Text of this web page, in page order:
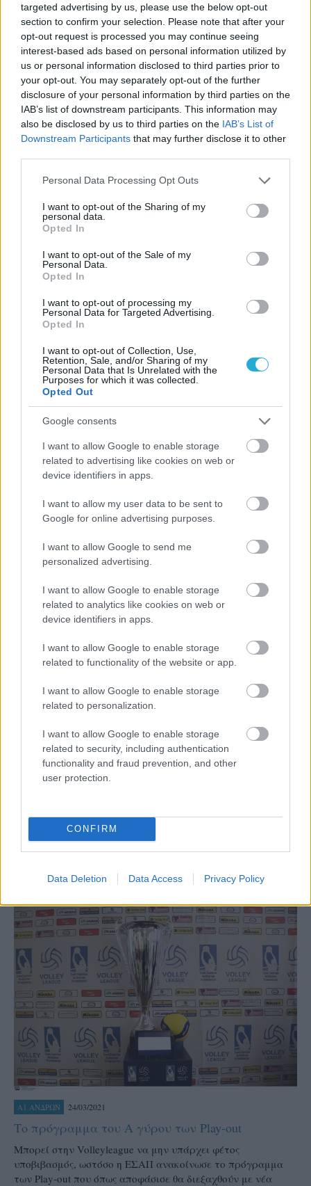
targeted advertising by us, please use the below opt-out
section to confirm your selection. Please note that after your
opt-out request is processed you may continue seeing
interest-based ads based on personal information utilized by
us or personal information disclosed to third parties prior to
your opt-out. You may separately opt-out of the further
disclosure of your personal information by third parties on the
IAB’s list of downstream participants. This information may
also be disclosed by us to third parties on the IAB’s List of
Downstream Participants that may further disclose it to other
Please note that this website/app uses one or more Google
not limited to your visit or usage behaviour. You may click to
grant or deny consent to Google and its third-party tags to
use your data for below specified purposes in below Google
consent section.
Personal Data Processing Opt Outs
I want to opt-out of the Sharing of my
personal data.
Opted In
I want to opt-out of the Sale of my
Personal Data.
Opted In
I want to opt-out of processing my
Personal Data for Targeted Advertising.
Opted In
I want to opt-out of Collection, Use,
Retention, Sale, and/or Sharing of my
Personal Data that Is Unrelated with the
Purposes for which it was collected.
Opted Out
Google consents
I want to allow Google to enable storage
related to advertising like cookies on web or
device identifiers in apps.
I want to allow my user data to be sent to
Google for online advertising purposes.
I want to allow Google to send me
personalized advertising.
I want to allow Google to enable storage
related to analytics like cookies on web or
device identifiers in apps.
I want to allow Google to enable storage
related to functionality of the website or app.
I want to allow Google to enable storage
related to personalization.
I want to allow Google to enable storage
related to security, including authentication
functionality and fraud prevention, and other
user protection.
CONFIRM
Data Deletion Data Access Privacy Policy
Α1 ΑΝΔΡΩΝ 25/03/2021
Τζιουμάκας : «Μεγάλη καταπόνηση το
πρόγραμμα»
Προβληματισμένος για το πρόγραμμα των Play-out με τα
συνεχόμενα παιχνίδια που φέρνουν καταπόνηση στους
αθλητές δήλωσε ο τεχνικός του Φίλιππου Βέροιας Σωκράτης
Τζιουμάκας ο οποίος όμως ξεκαθάρισε πως σέβεται την
απόφαση της ΕΣΑΠ και οι «ερυθρόλευκοι» θα αγωνιστούν
κανονικά.
Α1 ΑΝΔΡΩΝ 25/03/2021
Ζαλμάς : «Δεν υπάρχει κανονικότητα στο
πρωτάθλημα»
Στην απουσία της κανονικότητας στο πρωτάθλημα στάθηκε
μετά τον νικηφόρο αγώνα της Κηφισιάς στη Βέροια ο
τεχνικός των «κυανόλευκων» Νίκος Ζαλμάς που καυτηρίασε
την στάση της ΕΣΑΠ για το εξαντλητικό όπως χαρακτήρισε
πρόγραμμα των play-out που ακολουθεί..
ΑΓΩΝΕΣ 25/03/2021
Ο παλιός είναι αλλιώς και… νίκη Κηφισιάς στη
Βέροια
Βέροιας, στο τέλος επικράτησε 3-2 πανηγυρίζοντας την 7η
νίκη της στη Volleyleague, “σφράγισε” την 5η θέση και
ανανέωσε το ραντεβού της με τους “ερυθρόλευκους” στα
Α1 ΑΝΔΡΩΝ 24/03/2021
Το πρόγραμμα του Α γύρου των Play-out
Μπορεί στην Volleyleague να μην υπάρχει φέτος
υποβιβασμός, ωστόσο η ΕΣΑΠ ανακοίνωσε το πρόγραμμα
των Play-out που όπως αποφάσισε θα διεξαχθούν με νέα